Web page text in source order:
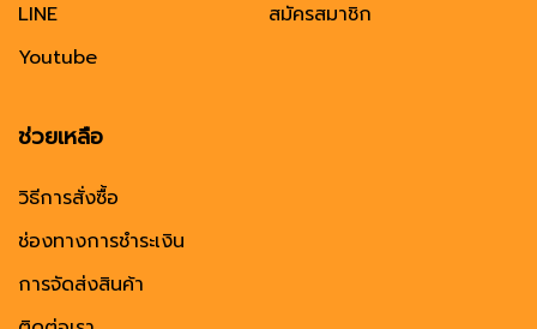
LINE
Youtube
สมัครสมาชิก
ช่วยเหลือ
วิธีการสั่งซื้อ
ช่องทางการชำระเงิน
การจัดส่งสินค้า